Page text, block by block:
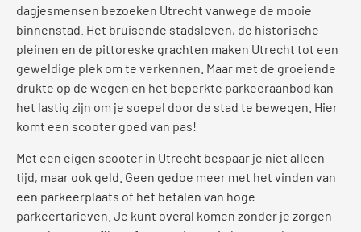
dagjesmensen bezoeken Utrecht vanwege de mooie
binnenstad. Het bruisende stadsleven, de historische
pleinen en de pittoreske grachten maken Utrecht tot een
geweldige plek om te verkennen. Maar met de groeiende
drukte op de wegen en het beperkte parkeeraanbod kan
het lastig zijn om je soepel door de stad te bewegen. Hier
komt een scooter goed van pas!
Met een eigen scooter in Utrecht bespaar je niet alleen
tijd, maar ook geld. Geen gedoe meer met het vinden van
een parkeerplaats of het betalen van hoge
parkeertarieven. Je kunt overal komen zonder je zorgen